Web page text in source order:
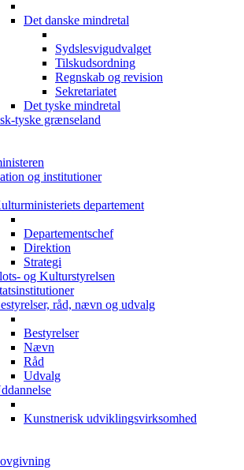
Det danske mindretal
Sydslesvigudvalget
Tilskudsordning
Regnskab og revision
Sekretariatet
Det tyske mindretal
tyske grænseland
og institutioner
departement
Departementschef
Direktion
Strategi
og Kulturstyrelsen
råd, nævn og udvalg
Bestyrelser
Nævn
Råd
Udvalg
Kunstnerisk udviklingsvirksomhed